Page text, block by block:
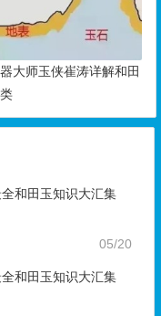
大师玉侠崔涛详解和田
和田玉知识大汇集
05/20
和田玉知识大汇集